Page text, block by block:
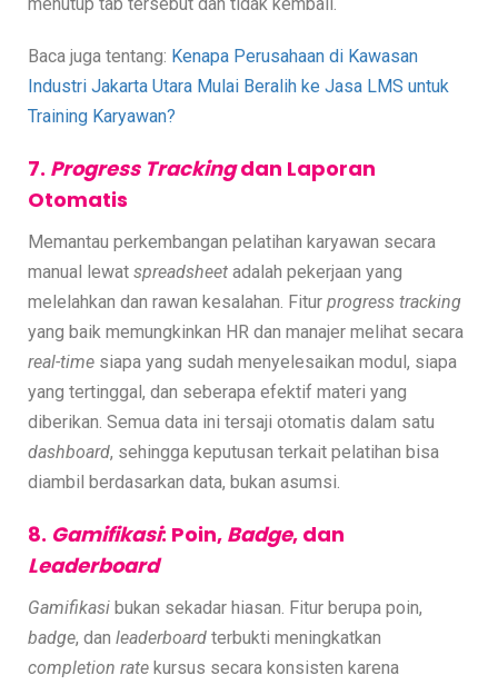
Baca juga tentang: Kenapa Perusahaan di Kawasan
Industri Jakarta Utara Mulai Beralih ke Jasa LMS untuk
Training Karyawan?
7. Progress Trackingdan Laporan
Otomatis
Memantau perkembangan pelatihan karyawan secara
manual lewat spreadsheet adalah pekerjaan yang
melelahkan dan rawan kesalahan. Fitur progress tracking
yang baik memungkinkan HR dan manajer melihat secara
real-time siapa yang sudah menyelesaikan modul, siapa
yang tertinggal, dan seberapa efektif materi yang
diberikan. Semua data ini tersaji otomatis dalam satu
dashboard, sehingga keputusan terkait pelatihan bisa
diambil berdasarkan data, bukan asumsi.
8. Gamifikasi: Poin, Badge, dan
Leaderboard
Gamifikasi bukan sekadar hiasan. Fitur berupa poin,
badge, dan leaderboard terbukti meningkatkan
completion rate kursus secara konsisten karena